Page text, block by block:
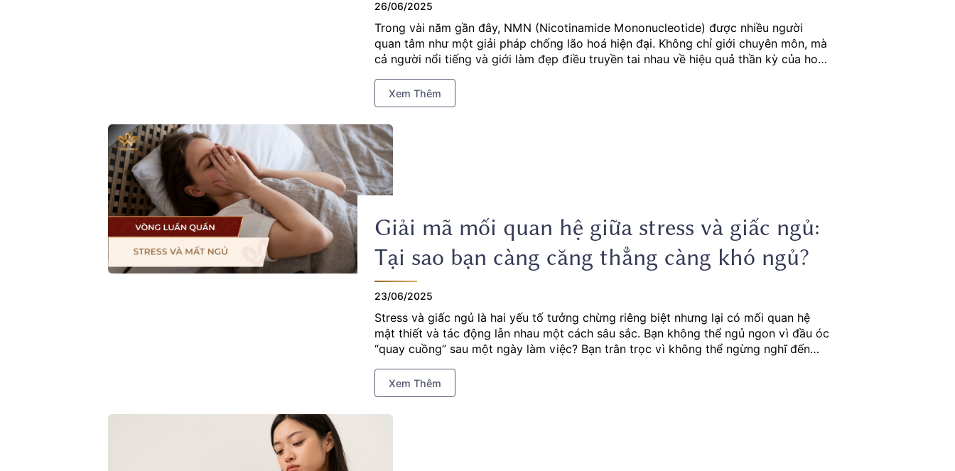
26/06/2025
Trong vài năm gần đây, NMN (Nicotinamide Mononucleotide) được nhiều người
quan tâm như một giải pháp chống lão hoá hiện đại. Không chỉ giới chuyên môn, mà
cả người nổi tiếng và giới làm đẹp điều truyền tai nhau về hiệu quả thần kỳ của hoạt
rõ công dụng thật sự của NMN đối với cơ thể.
Xem Thêm
Giải mã mối quan hệ giữa stress và giấc ngủ:
Tại sao bạn càng căng thẳng càng khó ngủ?
23/06/2025
Stress và giấc ngủ là hai yếu tố tưởng chừng riêng biệt nhưng lại có mối quan hệ
mật thiết và tác động lẫn nhau một cách sâu sắc. Bạn không thể ngủ ngon vì đầu óc
“quay cuồng” sau một ngày làm việc? Bạn trằn trọc vì không thể ngừng nghĩ đến
ràng cho thấy stress đang ảnh hưởng nghiêm trọng đến chất lượng giấc ngủ, và
ngược lại, thiếu ngủ sẽ khiến mức độ căng thẳng càng tăng cao.
Xem Thêm